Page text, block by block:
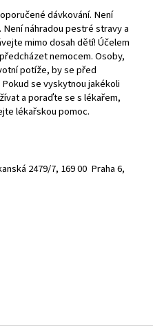
dávkování. Není
náhradou pestré stravy a
mimo dosah dětí! Účelem
nemocem. Osoby,
potíže, by se před
se vyskytnou jakékoli
a poraďte se s lékařem,
lékařskou pomoc.
2479/7, 169 00 Praha 6,